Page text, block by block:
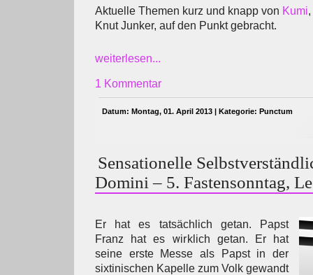
Aktuelle Themen kurz und knapp von Kumi
Knut Junker, auf den Punkt gebracht.
weiterlesen...
1 Kommentar
Datum: Montag, 01. April 2013 | Kategorie: Punctum
Sensationelle
Domini – 5. Fastensonntag,
Er hat es tatsächlich getan. Papst
Franz hat es wirklich getan. Er hat
seine erste Messe als Papst in der
sixtinischen Kapelle zum Volk gewandt